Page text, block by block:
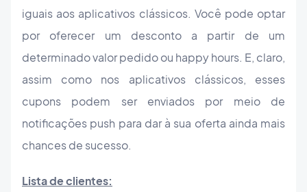
iguais aos aplicativos clássicos. Você pode optar
por oferecer um desconto a partir de um
determinado valor pedido ou happy hours. E, claro,
assim como nos aplicativos clássicos, esses
cupons podem ser enviados por meio de
notificações push para dar à sua oferta ainda mais
chances de sucesso.
Lista de clientes: